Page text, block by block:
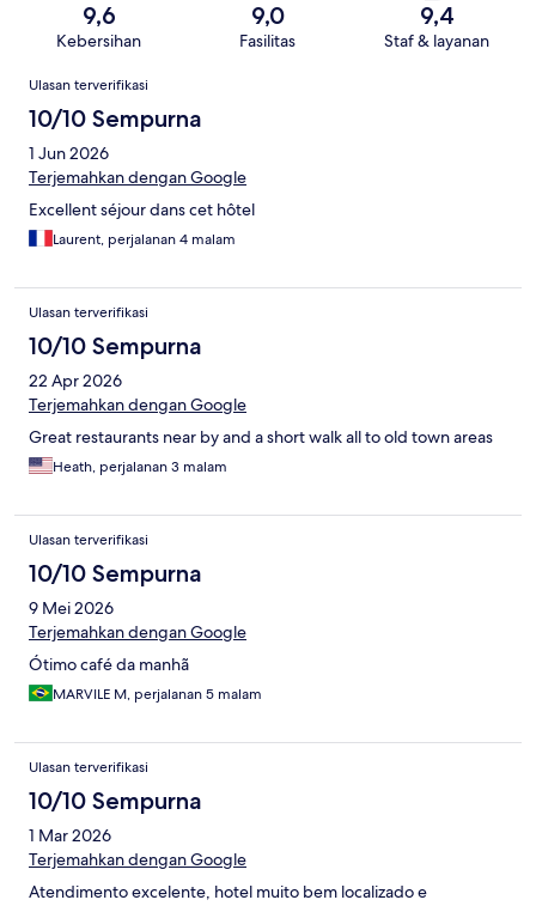
9,6
Kebersihan
9,0
Fasilitas
9,4
Staf & layanan
Ulasan
Ulasan terverifikasi
10/10 Sempurna
1 Jun 2026
Terjemahkan dengan Google
Excellent séjour dans cet hôtel
Laurent, perjalanan 4 malam
Ulasan terverifikasi
10/10 Sempurna
22 Apr 2026
Terjemahkan dengan Google
Great restaurants near by and a short walk all to old town areas
Heath, perjalanan 3 malam
Ulasan terverifikasi
10/10 Sempurna
9 Mei 2026
Terjemahkan dengan Google
Ótimo café da manhã
MARVILE M, perjalanan 5 malam
Ulasan terverifikasi
10/10 Sempurna
1 Mar 2026
Terjemahkan dengan Google
Atendimento excelente, hotel muito bem localizado e